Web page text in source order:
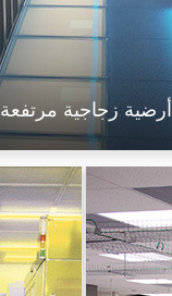
أرضية زجاجية مرتفعة
مخصص